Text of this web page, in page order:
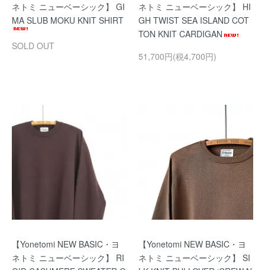
ネトミ ニューベーシック】 GI
MA SLUB MOKU KNIT SHIRT
SOLD OUT
ネトミ ニューベーシック】 HI
GH TWIST SEA ISLAND COT
TON KNIT CARDIGAN
51,700円(税4,700円)
【Yonetomi NEW BASIC・ヨ
ネトミ ニューベーシック】 RI
【Yonetomi NEW BASIC・ヨ
ネトミ ニューベーシック】 SI